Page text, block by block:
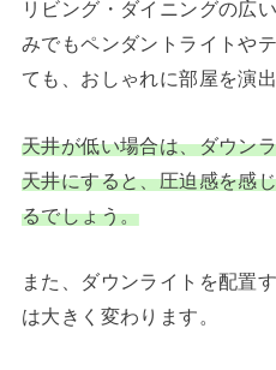
リビング・ダイニングの広
みでもペンダントライトや
ても、おしゃれに部屋を演出
天井が低い場合は、ダウン
天井にすると、圧迫感を感
るでしょう。
また、ダウンライトを配置
は大きく変わります。